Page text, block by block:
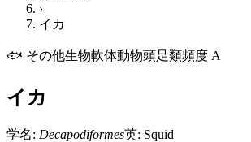
›
イカ
🐟 その他生物軟体動物頭足類頻度 A
イカ
学名: Decapodiformes英: Squid